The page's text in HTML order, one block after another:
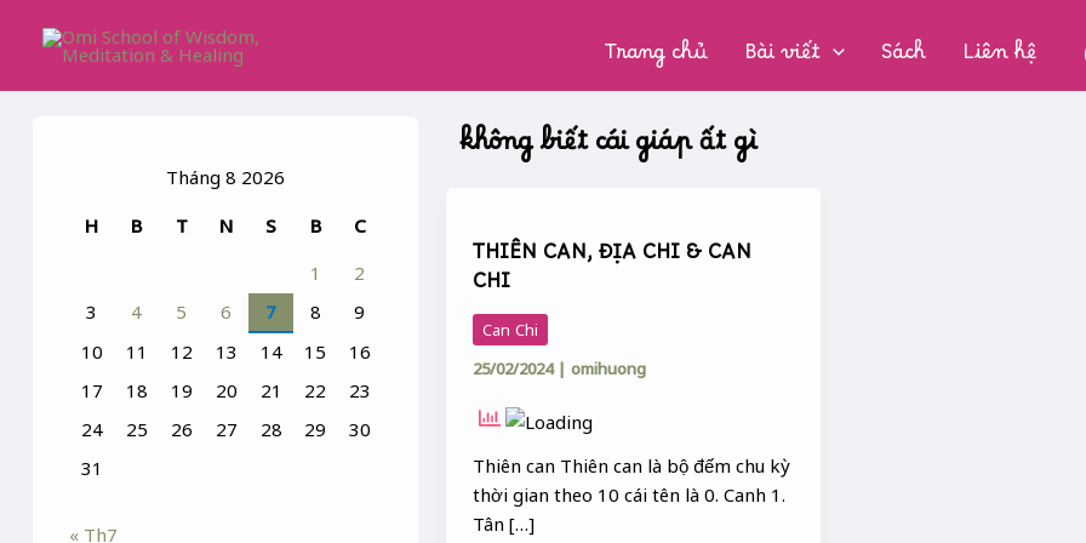
Trang chủ Bài viết Sách Liên hệ
Tháng 8 2026
H
B T N S B
C
1
2
3
4 5 6 7 8
9
10
11 12 13 14 15
16
17
18 19 20 21 22
23
24
25 26 27 28 29
30
31
« Th7
không biết cái giáp ất gì
THIÊN CAN, ĐỊA CHI & CAN
CHI
Can Chi
25/02/2024 |omihuong
Thiên can Thiên can là bộ đếm chu kỳ
thời gian theo 10 cái tên là 0. Canh 1.
Tân […]
ĐỊA
CHI
&
CAN
CHI